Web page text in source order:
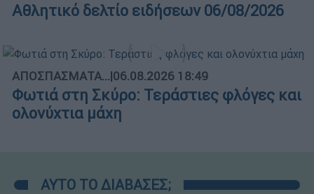
Αθλητικό δελτίο ειδήσεων 06/08/2026
ΑΠΟΣΠΑΣΜΑΤΑ...|06.08.2026 18:49
Φωτιά στη Σκύρο: Τεράστιες φλόγες και
ολονύχτια μάχη
ΑΥΤΟ ΤΟ ΔΙΑΒΑΣΕΣ;